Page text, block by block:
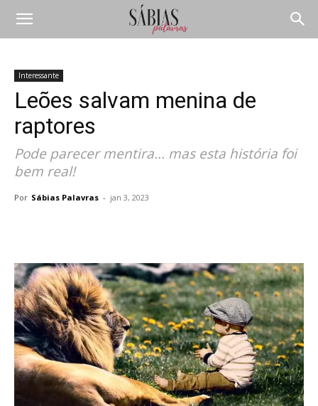
Interessante
Leões salvam menina de
raptores
Pode parecer mentira... mas esta história foi
bem real!
Por Sábias Palavras - jan 3, 2023